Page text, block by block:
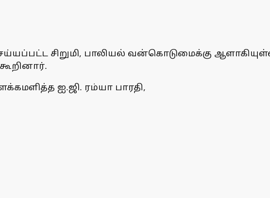
சிறுமி, பாலியல் வன்கொடுமைக்கு
ஐ.ஜி. ரம்யா பாரதி,